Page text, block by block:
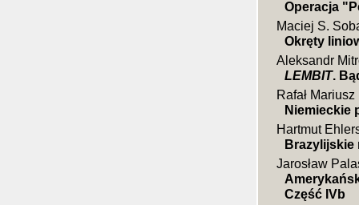
Operacja
Maciej S.
Okręty
Aleksandr
LEMBIT.
Rafał
Niemieckie
Hartmut
Jarosław
Część IVb